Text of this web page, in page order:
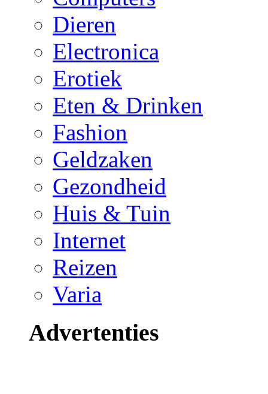
Dieren
Electronica
Erotiek
Eten & Drinken
Fashion
Geldzaken
Gezondheid
Huis & Tuin
Internet
Reizen
Varia
Advertenties